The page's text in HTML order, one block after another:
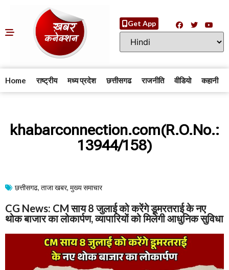
Get App
Home राष्ट्रीय मध्य प्रदेश छत्तीसगढ राजनीति वीडियो कहानी
khabarconnection.com(R.O.No.:
13944/158)
छत्तीसगढ, ताजा खबर, मुख्य समाचार​
CG News: CM साय 8 जुलाई को करेंगे डूमरतराई के नए
थोक बाजार का लोकार्पण, व्यापारियों को मिलेगी आधुनिक सुविधा